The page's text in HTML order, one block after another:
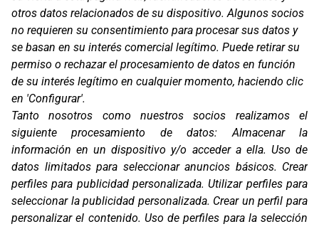
CABLE USB-C / USB-C
CG2
otros datos relacionados de su dispositivo. Algunos socios
no requieren su consentimiento para procesar sus datos y
se basan en su interés comercial legítimo. Puede retirar su
permiso o rechazar el procesamiento de datos en función
de su interés legítimo en cualquier momento, haciendo clic
en 'Configurar'.
Tanto nosotros como nuestros socios realizamos el
siguiente procesamiento de datos:Almacenar la
información en un dispositivo y/o acceder a ella. Uso de
datos limitados para seleccionar anuncios básicos. Crear
perfiles para publicidad personalizada.Utilizar perfiles para
seleccionar la publicidad personalizada. Crear un perfil para
personalizar el contenido. Uso de perfiles para la selección